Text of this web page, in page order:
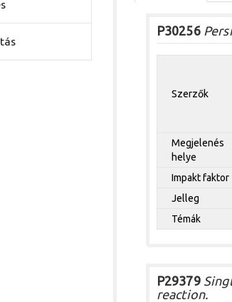
P30256
Szerzők
Megjelenés
helye
Impakt faktor
Jelleg
Témák
P29379
reaction.